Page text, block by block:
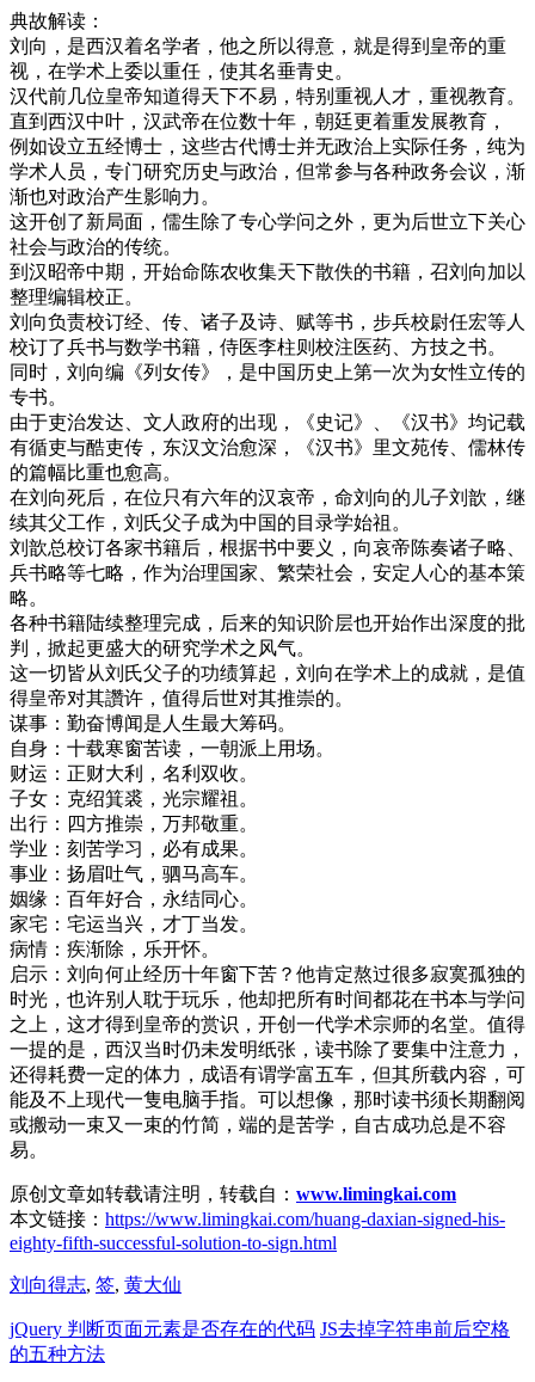
典故解读：
刘向，是西汉着名学者，他之所以得意，就是得到皇帝的重
视，在学术上委以重任，使其名垂青史。
汉代前几位皇帝知道得天下不易，特别重视人才，重视教育。
直到西汉中叶，汉武帝在位数十年，朝廷更着重发展教育，
例如设立五经博士，这些古代博士并无政治上实际任务，纯为
学术人员，专门研究历史与政治，但常参与各种政务会议，渐
渐也对政治产生影响力。
这开创了新局面，儒生除了专心学问之外，更为后世立下关心
社会与政治的传统。
到汉昭帝中期，开始命陈农收集天下散佚的书籍，召刘向加以
整理编辑校正。
刘向负责校订经、传、诸子及诗、赋等书，步兵校尉任宏等人
校订了兵书与数学书籍，侍医李柱则校注医药、方技之书。
同时，刘向编《列女传》，是中国历史上第一次为女性立传的
专书。
由于吏治发达、文人政府的出现，《史记》、《汉书》均记载
有循吏与酷吏传，东汉文治愈深，《汉书》里文苑传、儒林传
的篇幅比重也愈高。
在刘向死后，在位只有六年的汉哀帝，命刘向的儿子刘歆，继
续其父工作，刘氏父子成为中国的目录学始祖。
刘歆总校订各家书籍后，根据书中要义，向哀帝陈奏诸子略、
兵书略等七略，作为治理国家、繁荣社会，安定人心的基本策
略。
各种书籍陆续整理完成，后来的知识阶层也开始作出深度的批
判，掀起更盛大的研究学术之风气。
这一切皆从刘氏父子的功绩算起，刘向在学术上的成就，是值
得皇帝对其讚许，值得后世对其推崇的。
谋事：勤奋博闻是人生最大筹码。
自身：十载寒窗苦读，一朝派上用场。
财运：正财大利，名利双收。
子女：克绍箕裘，光宗耀祖。
出行：四方推崇，万邦敬重。
学业：刻苦学习，必有成果。
事业：扬眉吐气，驷马高车。
姻缘：百年好合，永结同心。
家宅：宅运当兴，才丁当发。
病情：疾渐除，乐开怀。
启示：刘向何止经历十年窗下苦？他肯定熬过很多寂寞孤独的
时光，也许别人耽于玩乐，他却把所有时间都花在书本与学问
之上，这才得到皇帝的赏识，开创一代学术宗师的名堂。值得
一提的是，西汉当时仍未发明纸张，读书除了要集中注意力，
还得耗费一定的体力，成语有谓学富五车，但其所载内容，可
能及不上现代一隻电脑手指。可以想像，那时读书须长期翻阅
或搬动一束又一束的竹简，端的是苦学，自古成功总是不容
易。
原创文章如转载请注明，转载自： www.limingkai.com
本文链接： https://www.limingkai.com/huang-daxian-signed-his-
eighty-fifth-successful-solution-to-sign.html
刘向得志, 签, 黄大仙
jQuery 判断页面元素是否存在的代码 JS去掉字符串前后空格
的五种方法